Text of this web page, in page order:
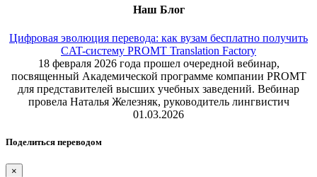
Наш Блог
Цифровая эволюция перевода: как вузам бесплатно получить
CAT-систему PROMT Translation Factory
18 февраля 2026 года прошел очередной вебинар,
посвященный Академической программе компании PROMT
для представителей высших учебных заведений. Вебинар
провела Наталья Железняк, руководитель лингвистич
01.03.2026
Поделиться переводом
×